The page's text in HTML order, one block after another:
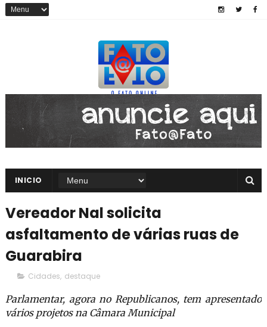
INICIO
Vereador Nal solicita
asfaltamento de várias ruas de
Guarabira
Cidades, destaque
Parlamentar, agora no Republicanos, tem apresentado
vários projetos na Câmara Municipal